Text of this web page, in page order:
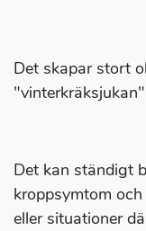
Det skapar stort
Det kan ständigt
kroppsymtom
eller situationer